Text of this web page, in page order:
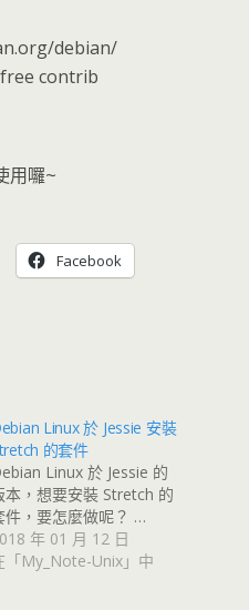
debian/
contrib
用囉~
Facebook
Linux 於 Jessie 安裝
的套件
Linux 於 Jessie 的
本，想要安裝 Stretch 的
件，要怎麼做呢？ …
年 01 月 12 日
「My_Note-Unix」中